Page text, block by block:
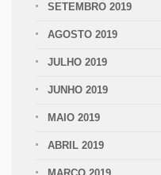
SETEMBRO 2019
AGOSTO 2019
JULHO 2019
JUNHO 2019
MAIO 2019
ABRIL 2019